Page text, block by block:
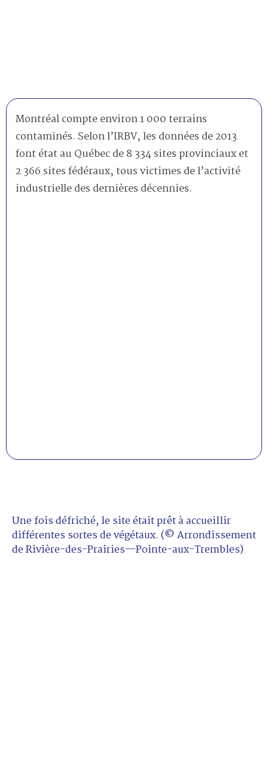
Montréal compte environ 1 000 terrains
contaminés. Selon l’IRBV, les données de 2013
font état au Québec de 8 334 sites provinciaux et
2 366 sites fédéraux, tous victimes de l’activité
industrielle des dernières décennies.
Une fois défriché, le site était prêt à accueillir
différentes sortes de végétaux. (© Arrondissement
de Rivière-des-Prairies—Pointe-aux-Trembles)